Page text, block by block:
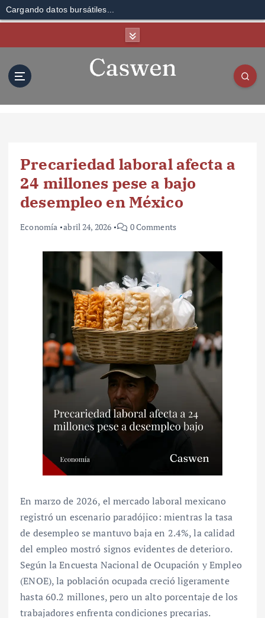
Cargando datos bursátiles...
Precariedad laboral afecta a
24 millones pese a bajo
desempleo en México
Economía abril 24, 2026 0 Comments
En marzo de 2026, el mercado laboral mexicano
registró un escenario paradójico: mientras la tasa
de desempleo se mantuvo baja en 2.4%, la calidad
del empleo mostró signos evidentes de deterioro.
Según la Encuesta Nacional de Ocupación y Empleo
(ENOE), la población ocupada creció ligeramente
hasta 60.2 millones, pero un alto porcentaje de los
trabajadores enfrenta condiciones precarias.